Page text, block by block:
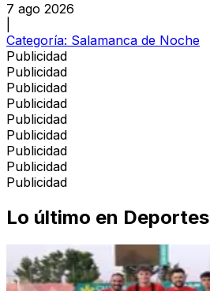
7 ago 2026
Categoría: Salamanca de Noche
Publicidad
Publicidad
Publicidad
Publicidad
Publicidad
Publicidad
Publicidad
Publicidad
Publicidad
Lo último en Deportes